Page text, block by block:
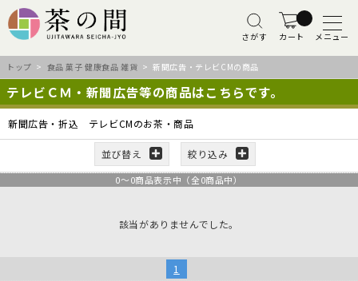
さがす カート メニュー
トップ > 食品 菓子 健康食品 雑貨 > 新聞広告・テレビCMの商品
テレビＣＭ・新聞広告等の商品はこちらです。
新聞広告・折込 テレビCMのお茶・商品
並び替え 絞り込み
0～0商品表示中（全0商品中）
該当がありませんでした。
1